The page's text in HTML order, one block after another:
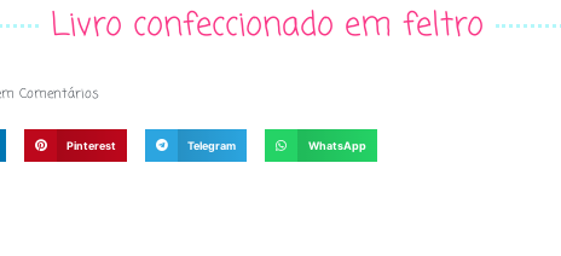
Livro confeccionado em feltro
Comentários
Pinterest Telegram WhatsApp